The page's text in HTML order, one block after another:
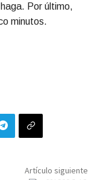
Por último,
minutos.
Artículo siguiente